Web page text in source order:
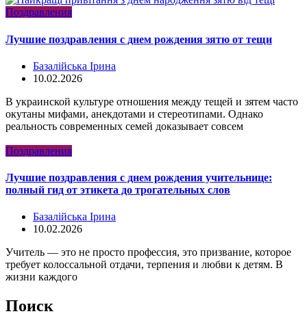
Поздравления
Лучшие поздравления с днем рождения зятю от тещи
Базалійська Ірина
10.02.2026
В украинской культуре отношения между тещей и зятем часто
окутаны мифами, анекдотами и стереотипами. Однако
реальность современных семей доказывает совсем
Поздравления
Лучшие поздравления с днем рождения учительнице:
полный гид от этикета до трогательных слов
Базалійська Ірина
10.02.2026
Учитель — это не просто профессия, это призвание, которое
требует колоссальной отдачи, терпения и любви к детям. В
жизни каждого
Поиск